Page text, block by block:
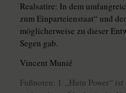
Realsatire: In dem
zum Einparteienstaat“ und
möglicherweise zu dieser
Segen gab.
Vincent Munié
Fußnoten: 1 „Hutu Power“